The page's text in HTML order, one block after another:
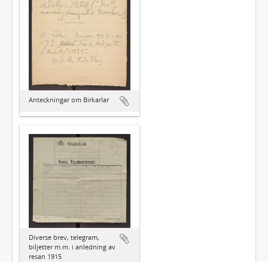
Anteckningar om Birkarlar
Diverse brev, telegram,
biljetter m.m. i anledning av
resan 1915